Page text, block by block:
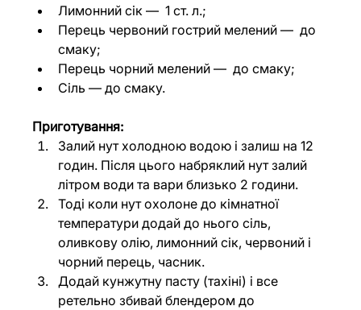
Лимонний сік — 1 ст. л.;
Перець червоний гострий мелений — до
смаку;
Перець чорний мелений — до смаку;
Сіль — до смаку.
Приготування:
Залий нут холодною водою і залиш на 12
годин. Після цього набряклий нут залий
літром води та вари близько 2 години.
Тоді коли нут охолоне до кімнатної
температури додай до нього сіль,
оливкову олію, лимонний сік, червоний і
чорний перець, часник.
Додай кунжутну пасту (тахіні) і все
ретельно збивай блендером до